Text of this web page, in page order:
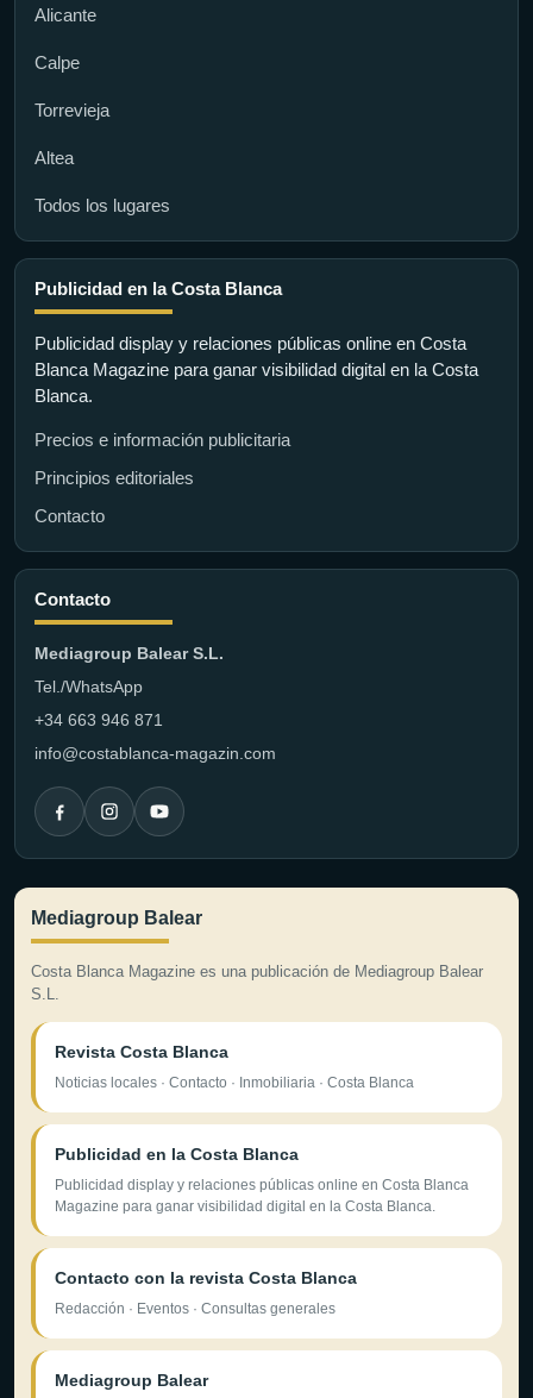
Alicante
Calpe
Torrevieja
Altea
Todos los lugares
Publicidad en la Costa Blanca
Publicidad display y relaciones públicas online en Costa
Blanca Magazine para ganar visibilidad digital en la Costa
Blanca.
Precios e información publicitaria
Principios editoriales
Contacto
Contacto
Mediagroup Balear S.L.
Tel./WhatsApp
+34 663 946 871
info@costablanca-magazin.com
Mediagroup Balear
Costa Blanca Magazine es una publicación de Mediagroup Balear
S.L.
Revista Costa Blanca
Noticias locales · Contacto · Inmobiliaria · Costa Blanca
Publicidad en la Costa Blanca
Publicidad display y relaciones públicas online en Costa Blanca
Magazine para ganar visibilidad digital en la Costa Blanca.
Contacto con la revista Costa Blanca
Redacción · Eventos · Consultas generales
Mediagroup Balear